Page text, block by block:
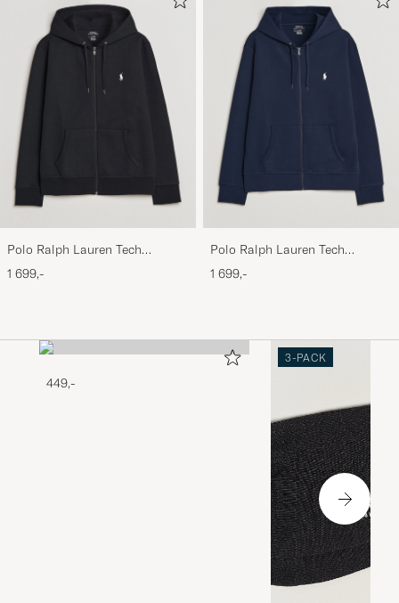
Polo Ralph Lauren Tech
Performance Full Zip Black
1 699,-
Polo Ralph Lauren Tech
Performance Full Zip Navy
1 699,-
449,-
3-PACK